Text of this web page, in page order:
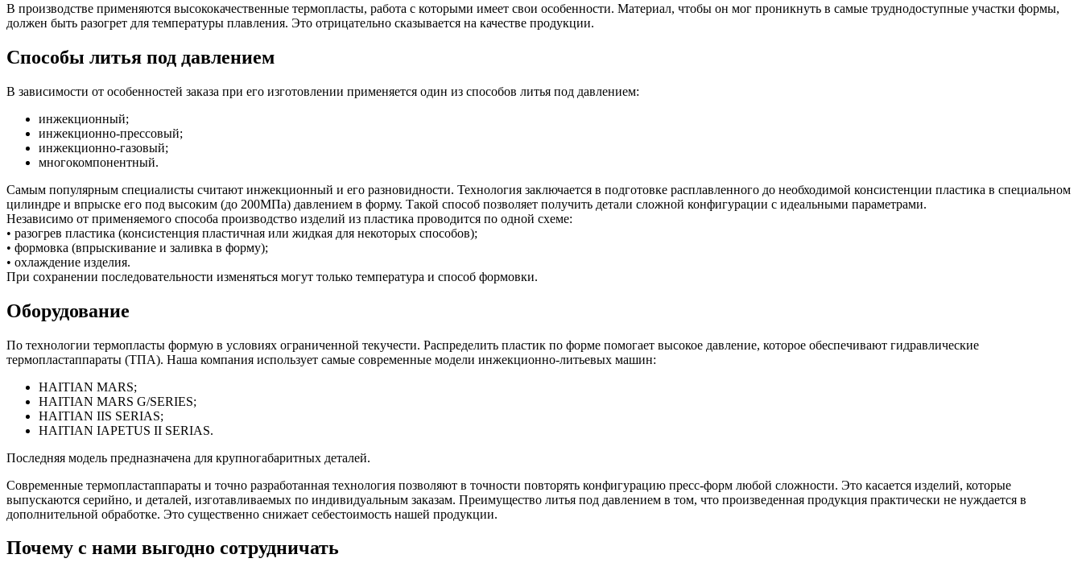
В производстве применяются высококачественные термопласты, работа с которыми имеет свои особенности. Материал, чтобы он мог проникнуть в самые труднодоступные участки формы,
должен быть разогрет для температуры плавления. Это отрицательно сказывается на качестве продукции.
Способы литья под давлением
В зависимости от особенностей заказа при его изготовлении применяется один из способов литья под давлением:
инжекционный;
инжекционно-прессовый;
инжекционно-газовый;
многокомпонентный.
Самым популярным специалисты считают инжекционный и его разновидности. Технология заключается в подготовке расплавленного до необходимой консистенции пластика в специальном
цилиндре и впрыске его под высоким (до 200МПа) давлением в форму. Такой способ позволяет получить детали сложной конфигурации с идеальными параметрами.
Независимо от применяемого способа производство изделий из пластика проводится по одной схеме:
• разогрев пластика (консистенция пластичная или жидкая для некоторых способов);
• формовка (впрыскивание и заливка в форму);
• охлаждение изделия.
При сохранении последовательности изменяться могут только температура и способ формовки.
Оборудование
По технологии термопласты формую в условиях ограниченной текучести. Распределить пластик по форме помогает высокое давление, которое обеспечивают гидравлические
термопластаппараты (ТПА). Наша компания использует самые современные модели инжекционно-литьевых машин:
HAITIAN MARS;
HAITIAN MARS G/SERIES;
HAITIAN IIS SERIAS;
HAITIAN IAPETUS II SERIAS.
Последняя модель предназначена для крупногабаритных деталей.
Современные термопластаппараты и точно разработанная технология позволяют в точности повторять конфигурацию пресс-форм любой сложности. Это касается изделий, которые
выпускаются серийно, и деталей, изготавливаемых по индивидуальным заказам. Преимущество литья под давлением в том, что произведенная продукция практически не нуждается в
дополнительной обработке. Это существенно снижает себестоимость нашей продукции.
Почему с нами выгодно сотрудничать